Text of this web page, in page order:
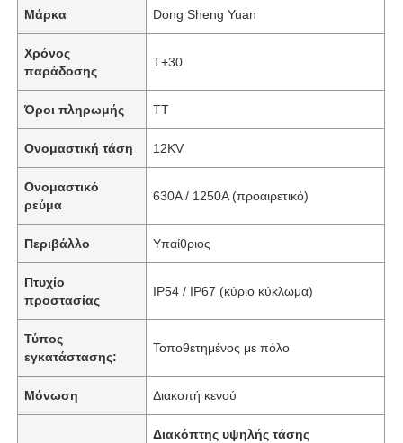
Μάρκα Dong Sheng Yuan
Χρόνος
παράδοσης
Τ+30
Όροι πληρωμής TT
Ονομαστική τάση 12KV
Ονομαστικό
ρεύμα
630A / 1250A (προαιρετικό)
Περιβάλλο Υπαίθριος
Πτυχίο
προστασίας
IP54 / IP67 (κύριο κύκλωμα)
Τύπος
εγκατάστασης:
Τοποθετημένος με πόλο
Μόνωση Διακοπή κενού
Διακόπτης υψηλής τάσης